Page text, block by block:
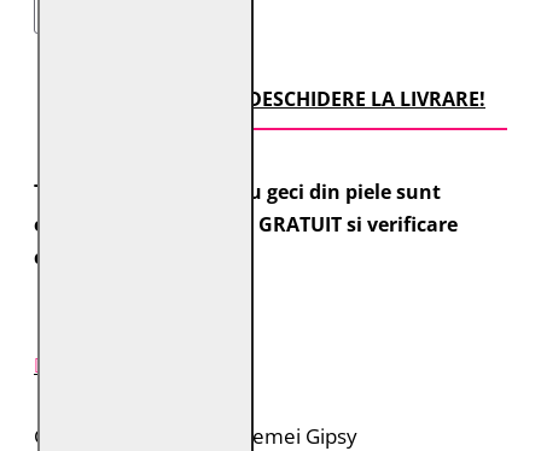
TRANSPORT CU DESCHIDERE LA LIVRARE!
Toate comenzile pentru geci din piele sunt
expediate cu transport GRATUIT si verificare
colet.
Geaca de piele pentru femei Gipsy